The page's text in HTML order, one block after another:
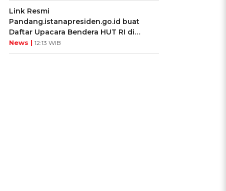
Link Resmi
Pandang.istanapresiden.go.id buat
Daftar Upacara Bendera HUT RI di
Istana Negara
News | 12:13 WIB